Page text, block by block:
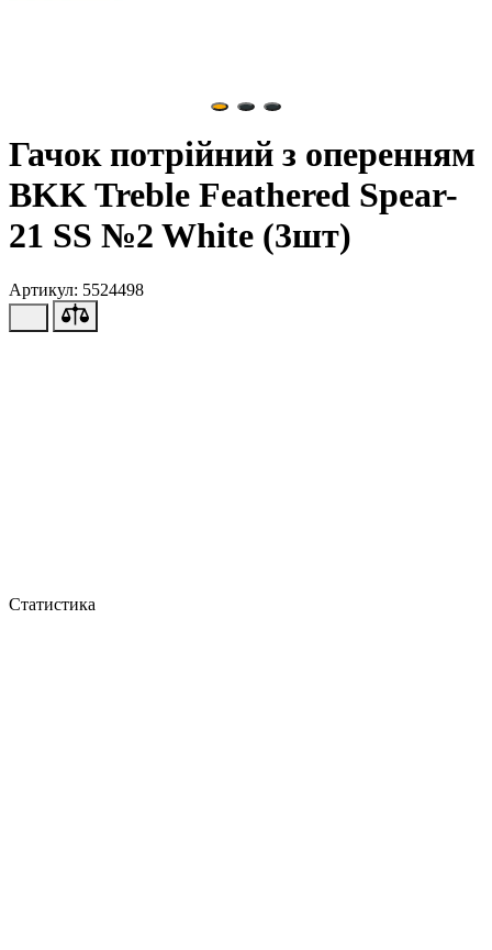
Гачок потрійний з оперенням
BKK Treble Feathered Spear-
21 SS №2 White (3шт)
Артикул: 5524498
Статистика